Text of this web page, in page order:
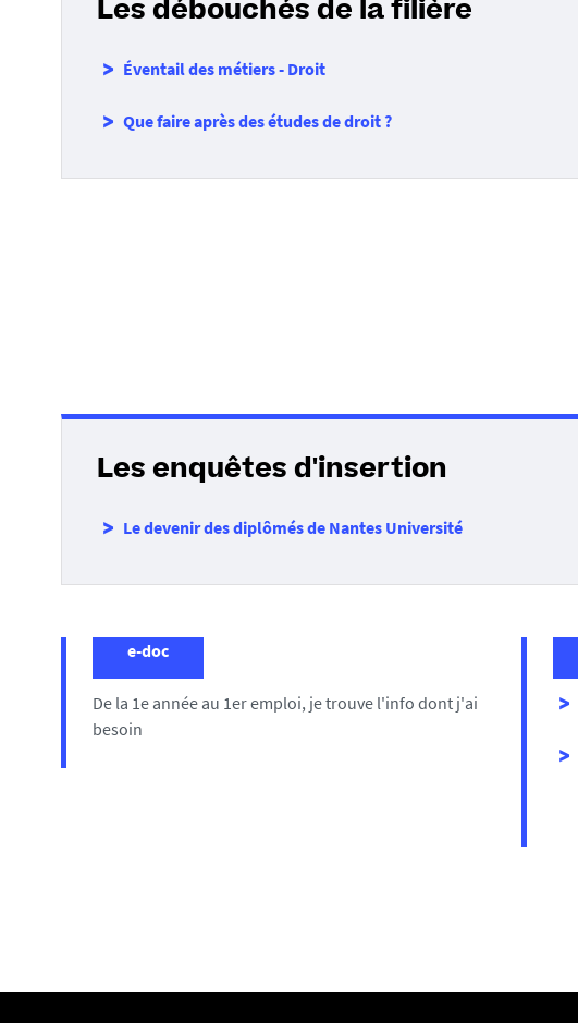
Les débouchés de la filière
Éventail des métiers - Droit
Que faire après des études de droit ?
Les enquêtes d'insertion
Le devenir des diplômés de Nantes Université
e-doc
De la 1e année au 1er emploi, je trouve l'info dont j'ai
besoin